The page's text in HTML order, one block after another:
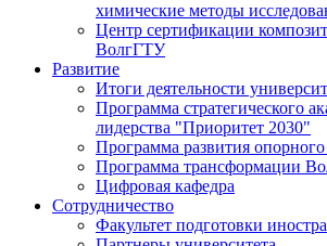
химические методы
Центр сертификации
ВолгГТУ
Развитие
Итоги деятельности
Программа стратегического
лидерства "Приоритет 2030"
Программа развития опорного
Программа трансформации
Цифровая кафедра
Сотрудничество
Факультет подготовки